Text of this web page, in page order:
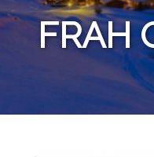
FRAH
Contatti